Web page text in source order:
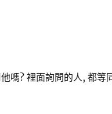
嗎? 裡面詢問的人, 都等